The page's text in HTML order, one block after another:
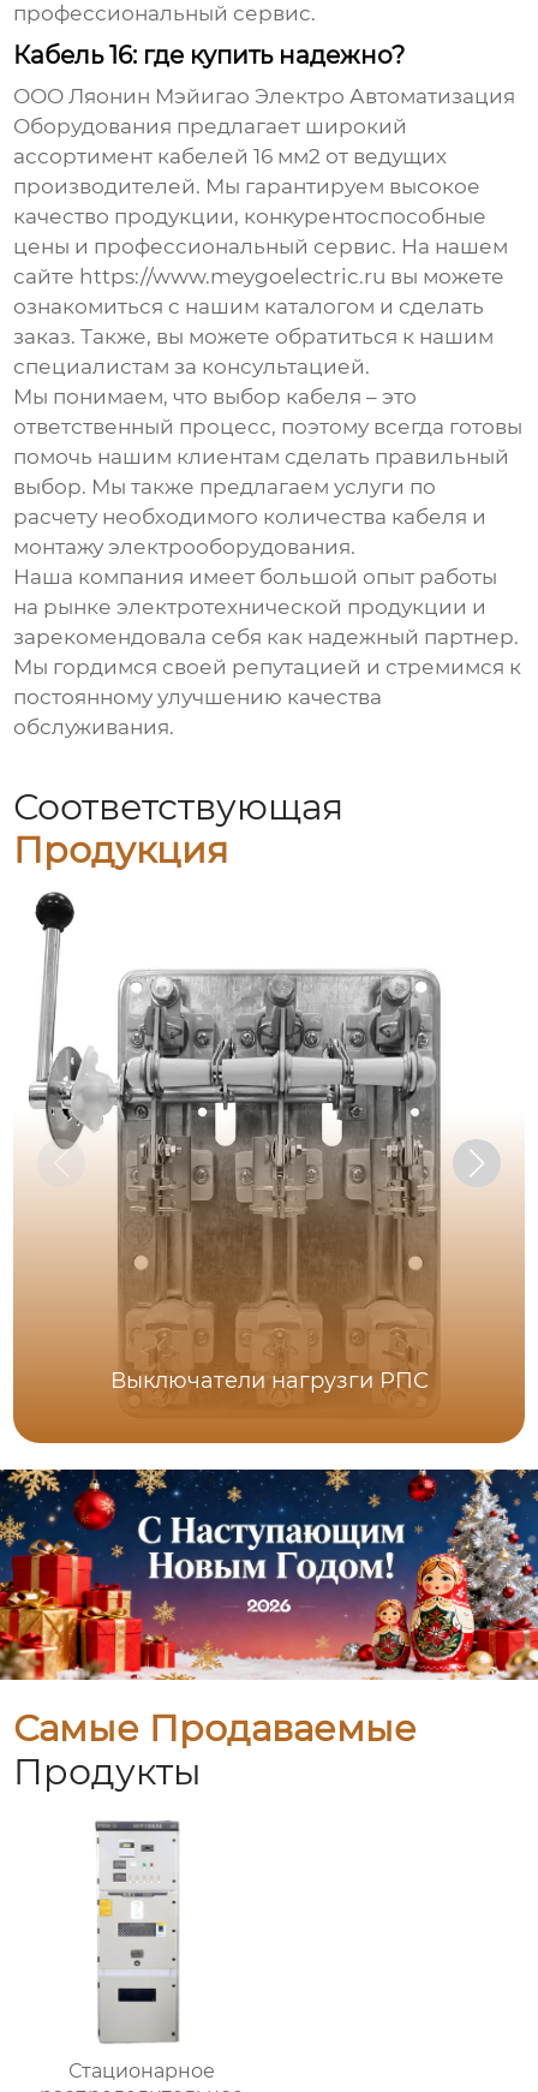
профессиональный сервис.
Кабель 16: где купить надежно?
ООО Ляонин Мэйигао Электро Автоматизация
Оборудования предлагает широкий
ассортимент кабелей16 мм2 от ведущих
производителей. Мы гарантируем высокое
качество продукции, конкурентоспособные
цены и профессиональный сервис. На нашем
сайте https://www.meygoelectric.ru вы можете
ознакомиться с нашим каталогом и сделать
заказ. Также, вы можете обратиться к нашим
специалистам за консультацией.
Мы понимаем, что выбор кабеля – это
ответственный процесс, поэтому всегда готовы
помочь нашим клиентам сделать правильный
выбор. Мы также предлагаем услуги по
расчету необходимого количества кабеля и
монтажу электрооборудования.
Наша компания имеет большой опыт работы
на рынке электротехнической продукции и
зарекомендовала себя как надежный партнер.
Мы гордимся своей репутацией и стремимся к
постоянному улучшению качества
обслуживания.
Соответствующая
Продукция
Выключатели нагрузги РПС
Самые Продаваемые
Продукты
Стационарное